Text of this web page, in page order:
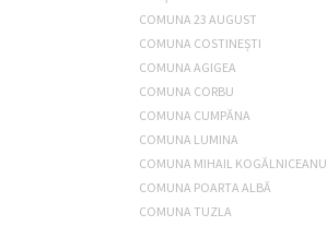
COMUNA 23 AUGUST
COMUNA COSTINEȘTI
COMUNA AGIGEA
COMUNA CORBU
COMUNA CUMPĂNA
COMUNA LUMINA
COMUNA MIHAIL KOGĂLNICEANU
COMUNA POARTA ALBĂ
COMUNA TUZLA